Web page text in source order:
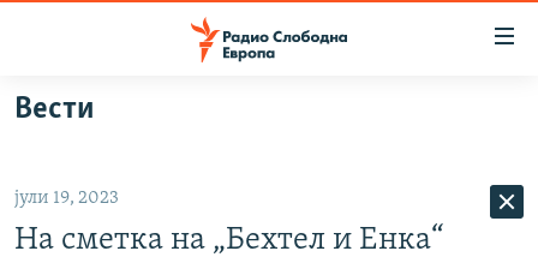
Оди
на
Оди
на
главната
ВИЗУЕЛНО
Вести
јули 19, 2023
На сметка на „Бехтел и Енка“